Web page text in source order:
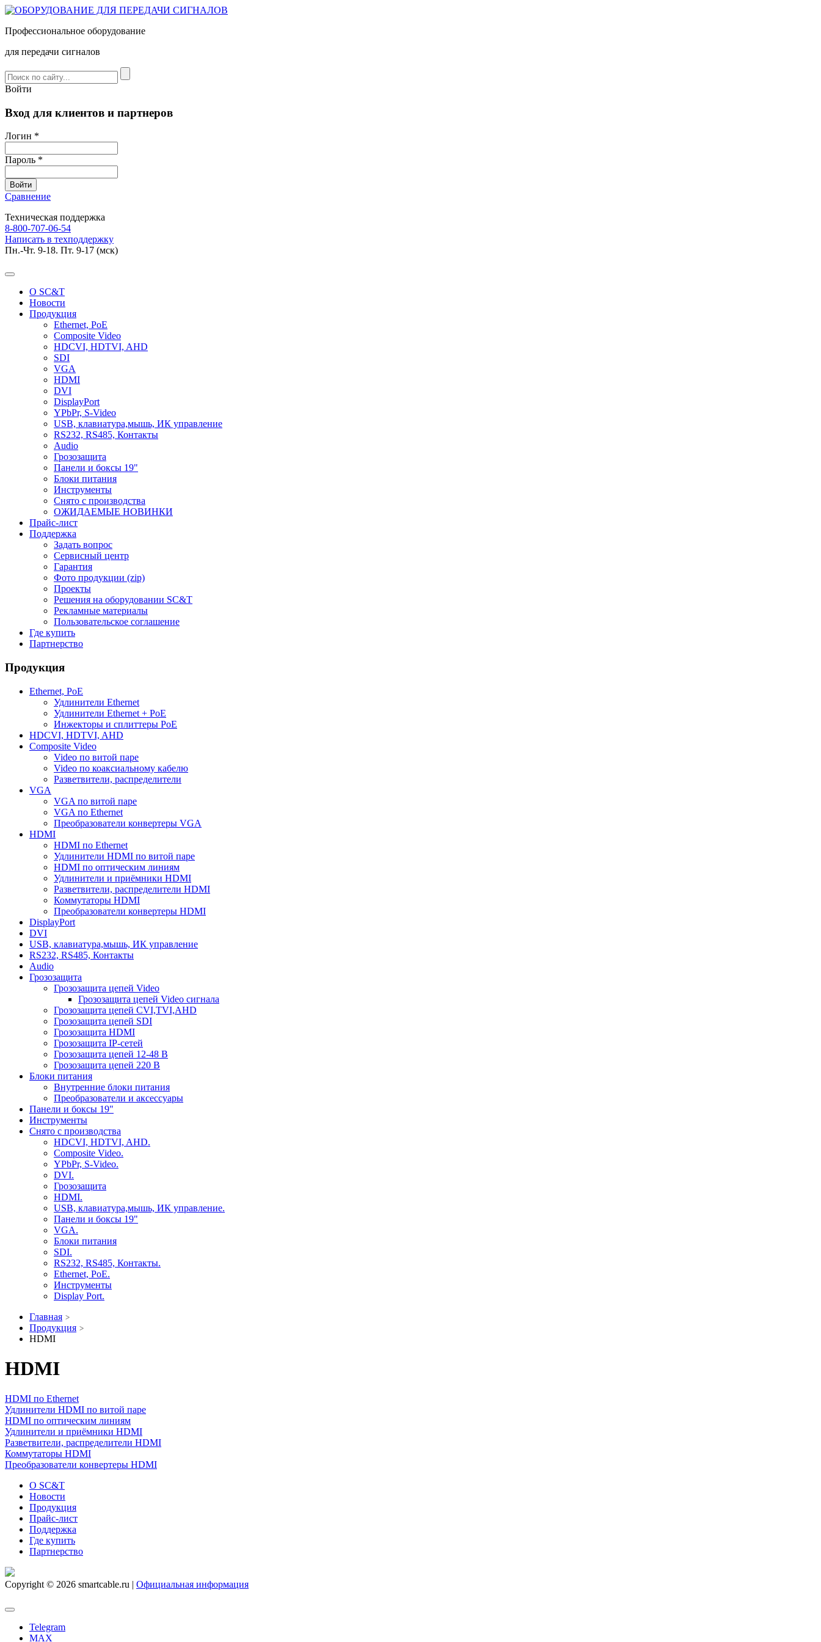
Профессиональное оборудование
для передачи сигналов
Войти
Вход для клиентов и партнеров
Логин *
Пароль *
Сравнение
Техническая поддержка
8-800-707-06-54
Написать в техподдержку
Пн.-Чт. 9-18. Пт. 9-17 (мск)
О SC&T
Новости
Продукция
Ethernet, PoE
Composite Video
HDCVI, HDTVI, AHD
SDI
VGA
HDMI
DVI
DisplayPort
YPbPr, S-Video
USB, клавиатура,мышь, ИК управление
RS232, RS485, Контакты
Audio
Грозозащита
Панели и боксы 19"
Блоки питания
Инструменты
Снято с производства
ОЖИДАЕМЫЕ НОВИНКИ
Прайс-лист
Поддержка
Задать вопрос
Сервисный центр
Гарантия
Фото продукции (zip)
Проекты
Решения на оборудовании SC&T
Рекламные материалы
Пользовательское соглашение
Где купить
Партнерство
Продукция
Ethernet, PoE
Удлинители Ethernet
Удлинители Ethernet + PoE
Инжекторы и сплиттеры PoE
HDCVI, HDTVI, AHD
Composite Video
Video по витой паре
Video по коаксиальному кабелю
Разветвители, распределители
VGA
VGA по витой паре
VGA по Ethernet
Преобразователи конвертеры VGA
HDMI
HDMI по Ethernet
Удлинители HDMI по витой паре
HDMI по оптическим линиям
Удлинители и приёмники HDMI
Разветвители, распределители HDMI
Коммутаторы HDMI
Преобразователи конвертеры HDMI
DisplayPort
DVI
USB, клавиатура,мышь, ИК управление
RS232, RS485, Контакты
Audio
Грозозащита
Грозозащита цепей Video
Грозозащита цепей Video сигнала
Грозозащита цепей CVI,TVI,AHD
Грозозащита цепей SDI
Грозозащита HDMI
Грозозащита IP-сетей
Грозозащита цепей 12-48 В
Грозозащита цепей 220 В
Блоки питания
Внутренние блоки питания
Преобразователи и аксессуары
Панели и боксы 19"
Инструменты
Снято с производства
HDCVI, HDTVI, AHD.
Composite Video.
YPbPr, S-Video.
DVI.
Грозозащита
HDMI.
USB, клавиатура,мышь, ИК управление.
Панели и боксы 19"
VGA.
Блоки питания
SDI.
RS232, RS485, Контакты.
Ethernet, PoE.
Инструменты
Display Port.
Главная
Продукция
HDMI
HDMI
HDMI по Ethernet
Удлинители HDMI по витой паре
HDMI по оптическим линиям
Удлинители и приёмники HDMI
Разветвители, распределители HDMI
Коммутаторы HDMI
Преобразователи конвертеры HDMI
О SC&T
Новости
Продукция
Прайс-лист
Поддержка
Где купить
Партнерство
Copyright © 2026 smartcable.ru | Официальная информация
Telegram
MAX